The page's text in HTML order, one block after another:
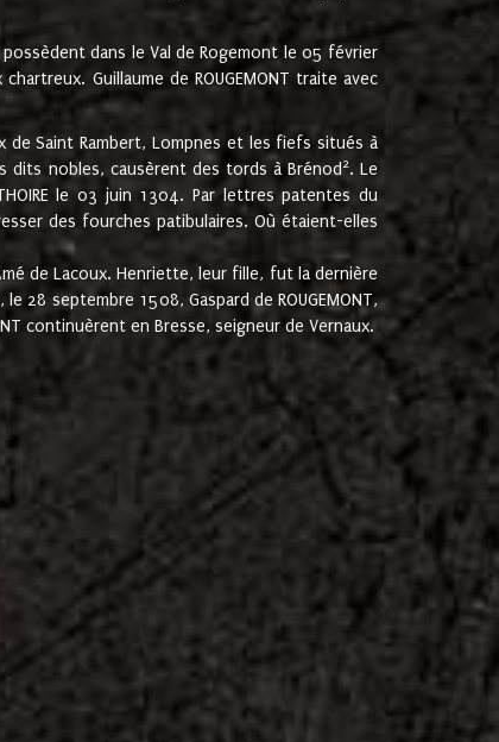
possèdent dans le Val de Rogemont le 05 février
Guillaume de ROUGEMONT traite avec
de Saint Rambert, Lompnes et les fiefs situés à
dits nobles, causèrent des tords à Brénod 2. Le
le 03 juin 1304. Par lettres patentes du
des fourches patibulaires. Où étaient-elles
de Lacoux. Henriette, leur fille, fut la dernière
28 septembre 1508, Gaspard de ROUGEMONT,
continuèrent en Bresse, seigneur de Vernaux.